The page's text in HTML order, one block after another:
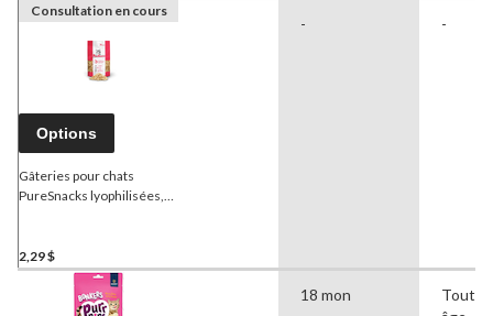
Consultation en cours
Options
Gâteries pour chats
PureSnacks lyophilisées,
2,29 $
- -
18 mon
Tout